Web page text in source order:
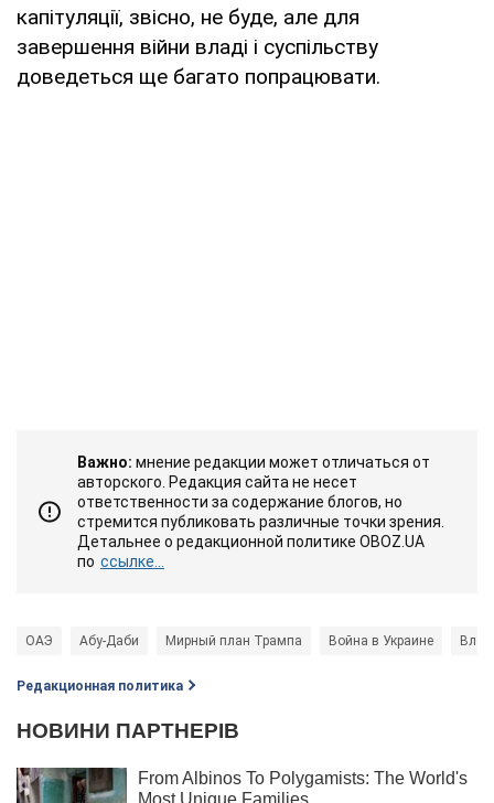
капітуляції, звісно, не буде, але для
завершення війни владі і суспільству
доведеться ще багато попрацювати.
Важно: мнение редакции может отличаться от
авторского. Редакция сайта не несет
ответственности за содержание блогов, но
стремится публиковать различные точки зрения.
Детальнее о редакционной политике OBOZ.UA
по ссылке...
ОАЭ Абу-Даби Мирный план Трампа Война в Украине
Редакционная политика